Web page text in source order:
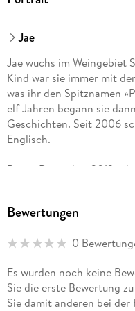
Jae
Jae wuchs im Weingebiet
Kind war sie immer mit
was ihr den Spitznamen
elf Jahren begann sie
Geschichten. Seit 2006
Englisch.
Bis im Dezember 2013
vor gerne, frönt ihrem
Bewertungen
0
Es wurden noch keine
Sie die erste Bewertung
Sie damit anderen bei